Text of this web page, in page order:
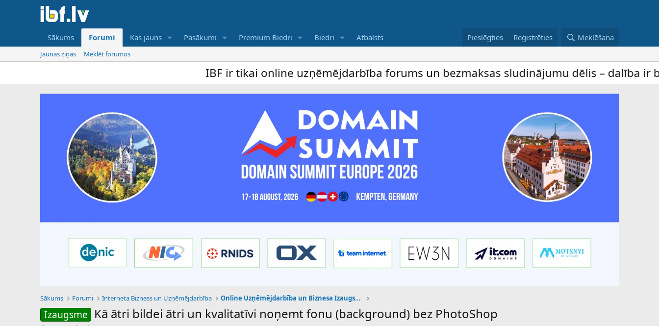
Sākums Forumi Kas jauns Pasākumi Premium Biedri Biedri Atbalsts Pieslēgties Reģistrēties Meklēšana
Jaunas ziņas Meklēt forumos
IBF ir tikai online uzņēmējdarbība forums un bezmaksas sludinājumu dēlis – dalība ir bez maksas ar pilnu
Sākums Forumi Interneta Bizness un Uzņēmējdarbība Online Uzņēmējdarbība un Biznesa Izaugsme
Izaugsme Kā ātri bildei ātri un kvalitatīvi noņemt fonu (background) bez PhotoShop